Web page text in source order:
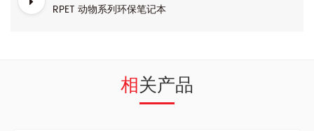
RPET 动物系列环保笔记本
相关产品